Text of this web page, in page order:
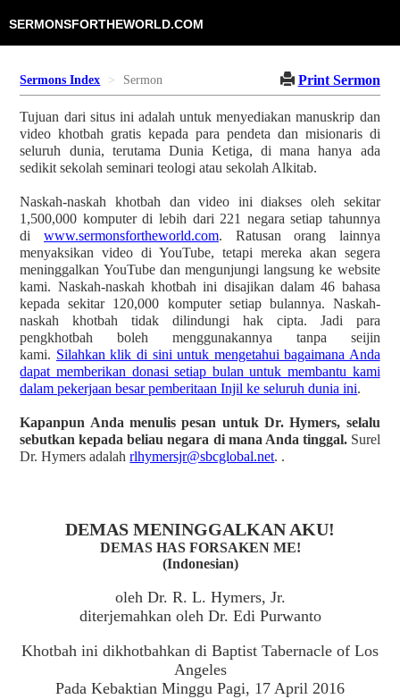
SERMONSFORTHEWORLD.COM
Sermons Index Sermon Print Sermon
Tujuan dari situs ini adalah untuk menyediakan manuskrip dan
video khotbah gratis kepada para pendeta dan misionaris di
seluruh dunia, terutama Dunia Ketiga, di mana hanya ada
sedikit sekolah seminari teologi atau sekolah Alkitab.
Naskah-naskah khotbah dan video ini diakses oleh sekitar
1,500,000 komputer di lebih dari 221 negara setiap tahunnya
di www.sermonsfortheworld.com. Ratusan orang lainnya
menyaksikan video di YouTube, tetapi mereka akan segera
meninggalkan YouTube dan mengunjungi langsung ke website
kami. Naskah-naskah khotbah ini disajikan dalam 46 bahasa
kepada sekitar 120,000 komputer setiap bulannya. Naskah-
naskah khotbah tidak dilindungi hak cipta. Jadi para
pengkhotbah boleh menggunakannya tanpa seijin
kami. Silahkan klik di sini untuk mengetahui bagaimana Anda
dapat memberikan donasi setiap bulan untuk membantu kami
dalam pekerjaan besar pemberitaan Injil ke seluruh dunia ini.
Kapanpun Anda menulis pesan untuk Dr. Hymers, selalu
sebutkan kepada beliau negara di mana Anda tinggal. Surel
Dr. Hymers adalahrlhymersjr@sbcglobal.net. .
DEMAS MENINGGALKAN AKU!
DEMAS HAS FORSAKEN ME!
(Indonesian)
oleh Dr. R. L. Hymers, Jr.
diterjemahkan oleh Dr. Edi Purwanto
Khotbah ini dikhotbahkan di Baptist Tabernacle of Los
Angeles
Pada Kebaktian Minggu Pagi, 17 April 2016